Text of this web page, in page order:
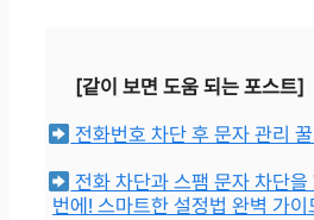
[같이 보면 도움 되는 포스트]
전화번호 차단 후 문자 관리
전화 차단과 스팸 문자 차단을
번에! 스마트한 설정법 완벽 가이